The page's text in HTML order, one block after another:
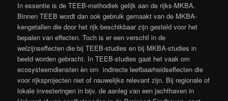
In essentie is de TEEB-methodiek gelijk aan de rijks-MKBA.
Binnen TEEB wordt dan ook gebruik gemaakt van de MKBA-
kengetallen die door het rijk beschikbaar zijn gesteld voor het
bepalen van effecten. Toch is er een verschil in de
welzijnseffecten die bij TEEB-studies en bij MKBA-studies in
beeld worden gebracht. In TEEB-studies gaat het vaak om
ecosysteemdiensten èn om indirecte leefbaarheidseffecten die
voor rijksprojecten niet of nauwelijks relevant zijn. Bij regionale of
lokale investeringen in bijv. de aanleg van een jachthaven in